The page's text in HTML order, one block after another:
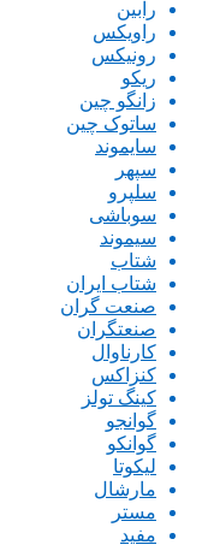
رابین
راویکس
رونیکس
ریکو
زانگو چین
ساتوک چین
سایموند
سپهر
سلپرو
سوباشی
سیموند
شتاب
شتاب ایران
صنعت گران
صنعتگران
کارناوال
کنزاکس
کینگ تولز
گوانجو
گوانکو
لیکوتا
مارشال
مستر
مفید